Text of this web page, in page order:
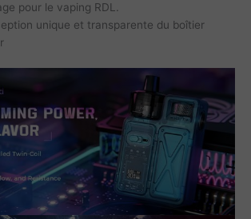
pour le vaping RDL.
unique et transparente du boîtier